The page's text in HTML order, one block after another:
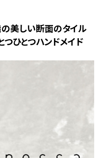
美しい断面のタイル
ひとつハンドメイド